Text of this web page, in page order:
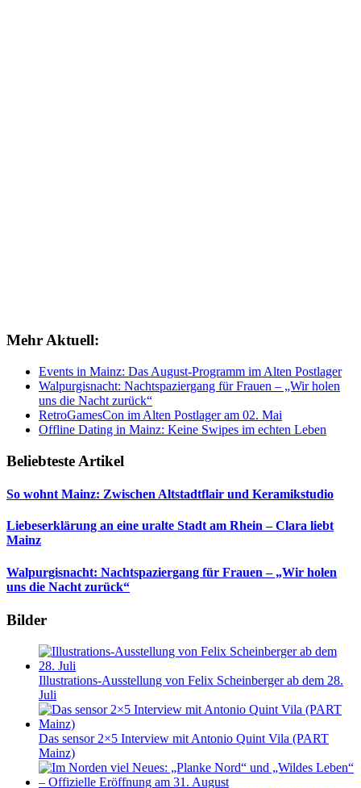
Mehr Aktuell:
Events in Mainz: Das August-Programm im Alten Postlager
Walpurgisnacht: Nachtspaziergang für Frauen – „Wir holen
uns die Nacht zurück“
RetroGamesCon im Alten Postlager am 02. Mai
Offline Dating in Mainz: Keine Swipes im echten Leben
Beliebteste Artikel
So wohnt Mainz: Zwischen Altstadtflair und Keramikstudio
Liebeserklärung an eine uralte Stadt am Rhein – Clara liebt
Mainz
Walpurgisnacht: Nachtspaziergang für Frauen – „Wir holen
uns die Nacht zurück“
Bilder
Illustrations-Ausstellung von Felix Scheinberger ab dem 28.
Juli
Das sensor 2×5 Interview mit Antonio Quint Vila (PART
Mainz)